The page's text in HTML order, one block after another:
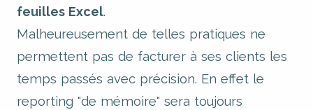
feuilles Excel.
Malheureusement de telles pratiques ne
permettent pas de facturer à ses clients les
temps passés avec précision. En effet le
reporting "de mémoire" sera toujours